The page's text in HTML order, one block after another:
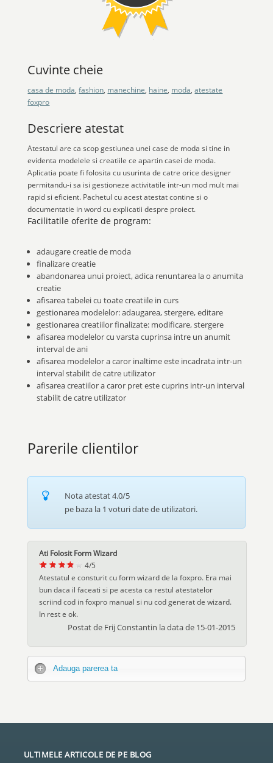
Cuvinte cheie
casa de moda,fashion, manechine, haine, moda,atestate
foxpro
Descriere atestat
Atestatul are ca scop gestiunea unei case de moda si tine in
evidenta modelele si creatiile ce apartin casei de moda.
Aplicatia poate fi folosita cu usurinta de catre orice designer
permitandu-i sa isi gestioneze activitatile intr-un mod mult mai
rapid si eficient. Pachetul cu acest atestat contine si o
documentatie in word cu explicatii despre proiect.
Facilitatile oferite de program:
adaugare creatie de moda
finalizare creatie
abandonarea unui proiect, adica renuntarea la o anumita
creatie
afisarea tabelei cu toate creatiile in curs
gestionarea modelelor: adaugarea, stergere, editare
gestionarea creatiilor finalizate: modificare, stergere
afisarea modelelor cu varsta cuprinsa intre un anumit
interval de ani
afisarea modelelor a caror inaltime este incadrata intr-un
interval stabilit de catre utilizator
afisarea creatiilor a caror pret este cuprins intr-un interval
stabilit de catre utilizator
Parerile clientilor
Nota atestat4.0/5
pe baza la 1 voturi date de utilizatori.
Ati Folosit Form Wizard
4/5
Atestatul e consturit cu form wizard de la foxpro. Era mai
bun daca il faceati si pe acesta ca restul atestatelor
scriind cod in foxpro manual si nu cod generat de wizard.
In rest e ok.
Postat de Frij Constantin la data de 15-01-2015
Adauga parerea ta
ULTIMELE ARTICOLE DE PE BLOG